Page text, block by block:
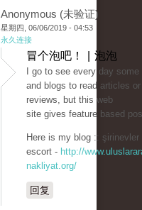
Anonymous (未验证)
星期四, 06/06/2019 - 04:53
永久连接
冒个泡吧！ | 泡泡
I go to see every day some
and blogs to read articles or
reviews, but this web
site gives feature based
Here is my blog :: şirinevler
escort - http://
nakliyat.org/
回复